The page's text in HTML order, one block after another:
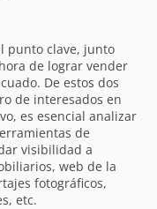
punto clave, junto
de lograr vender
De estos dos
de interesados en
es esencial analizar
de
visibilidad a
web de la
fotográficos,
etc.